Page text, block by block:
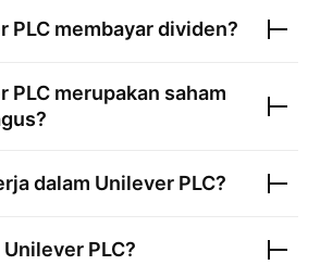
PLC membayar dividen?
PLC merupakan saham
dalam Unilever PLC?
Unilever PLC?